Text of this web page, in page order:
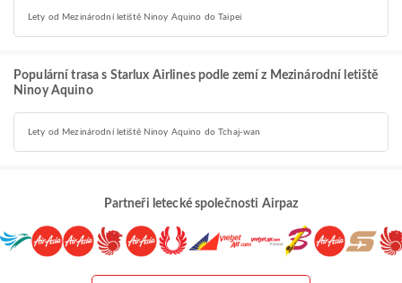
Lety od Mezinárodní letiště Ninoy Aquino do Taipei
Populární trasa s Starlux Airlines podle zemí z Mezinárodní letiště
Ninoy Aquino
Lety od Mezinárodní letiště Ninoy Aquino do Tchaj-wan
Partneři letecké společnosti Airpaz